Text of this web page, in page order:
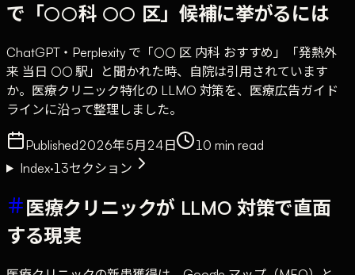
で「○○科 ○○ 区」候補に挙がるには
ChatGPT・Perplexity で「○○ 区 内科 おすすめ」「発熱外
来 当日 ○○ 駅」と聞かれた時、自院は引用されています
か。医療クリニック特化の LLMO 対策を、医療広告ガイド
ラインに沿って整理しました。
Published2026年5月24日 10 min read
Index·13セクション
医療クリニックが LLMO 対策で直面
する現実